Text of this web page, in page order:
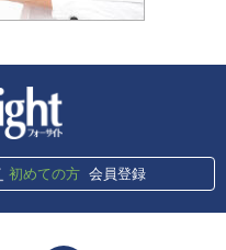
初めての方 会員登録